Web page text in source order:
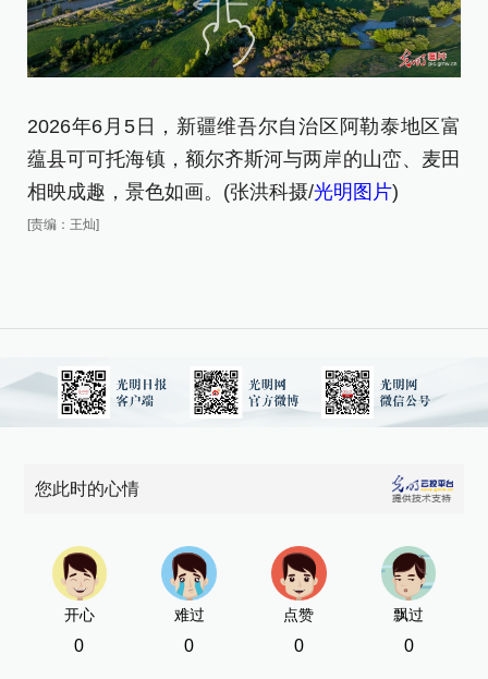
2026年6月5日，新疆维吾尔自治区阿勒泰地区富
蕴县可可托海镇，额尔齐斯河与两岸的山峦、麦田
相映成趣，景色如画。(张洪科摄/光明图片)
[责编：王灿]
您此时的心情
开心
0
难过
0
点赞
0
飘过
0